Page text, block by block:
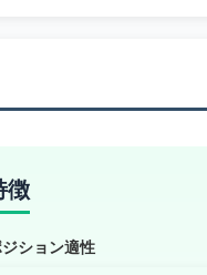
徴
ジション適性